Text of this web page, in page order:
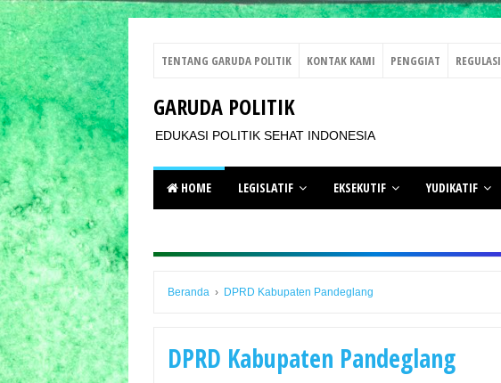
TENTANG GARUDA POLITIK KONTAK KAMI PENGGIAT REGULASI
GARUDA POLITIK
EDUKASI POLITIK SEHAT INDONESIA
HOME LEGISLATIF EKSEKUTIF YUDIKATIF
Beranda › DPRD Kabupaten Pandeglang
DPRD Kabupaten Pandeglang